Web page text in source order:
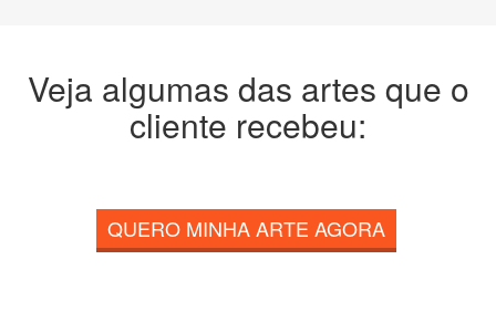
Veja algumas das artes que o
cliente recebeu:
QUERO MINHA ARTE AGORA